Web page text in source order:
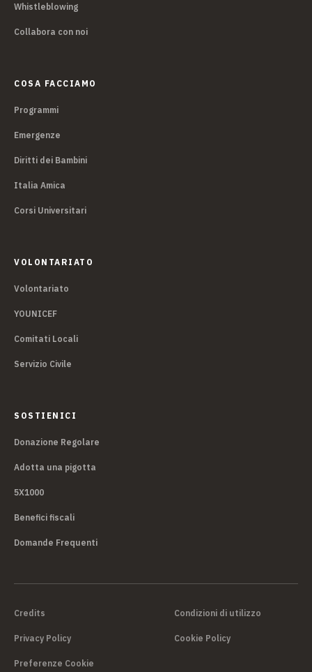
Whistleblowing
Collabora con noi
COSA FACCIAMO
Programmi
Emergenze
Diritti dei Bambini
Italia Amica
Corsi Universitari
VOLONTARIATO
Volontariato
YOUNICEF
Comitati Locali
Servizio Civile
SOSTIENICI
Donazione Regolare
Adotta una pigotta
5X1000
Benefici fiscali
Domande Frequenti
Credits Condizioni di utilizzo
Privacy Policy Cookie Policy
Preferenze Cookie